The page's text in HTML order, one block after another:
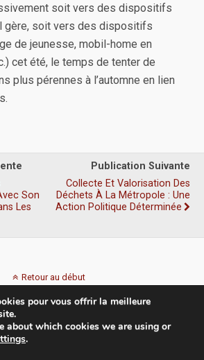
soit vers des dispositifs
gère, soit vers des dispositifs
de jeunesse, mobil-home en
cet été, le temps de tenter de
plus pérennes à l’automne en lien
Son
Les
Publication Suivante
Collecte Et Valorisation Des
Déchets À La Métropole : Une
Action Politique Déterminée
Retour au début
pour vous offrir la meilleure
about which cookies we are using or
.